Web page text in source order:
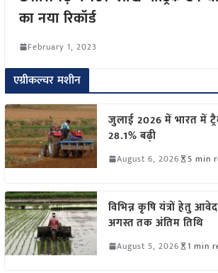
का नया रिकॉर्ड
February 1, 2023
एग्रीकल्चर मशीन
जुलाई 2026 में भारत में
28.1% बढ़ी
August 6, 2026 5 min
विभिन्न कृषि यंत्रों हेतु
अगस्त तक अंतिम तिथि
August 5, 2026 1 min